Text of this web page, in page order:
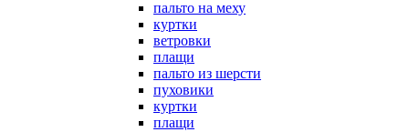
пальто на меху
куртки
ветровки
плащи
пальто из шерсти
пуховики
куртки
плащи